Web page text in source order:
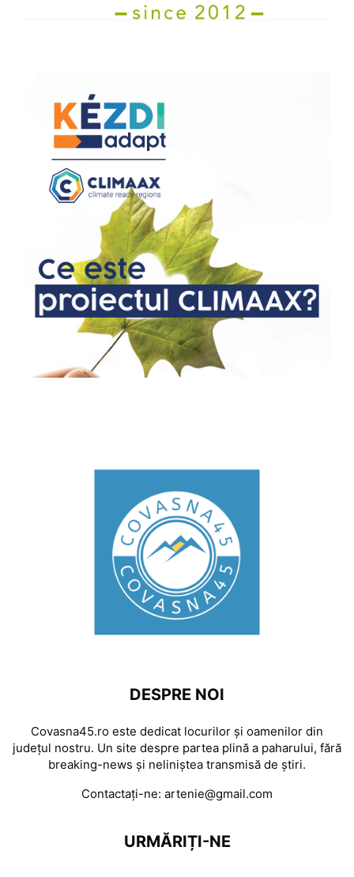
DESPRE NOI
Covasna45.ro este dedicat locurilor și oamenilor din
județul nostru. Un site despre partea plină a paharului, fără
breaking-news și neliniștea transmisă de știri.
Contactați-ne: artenie@gmail.com
URMĂRIȚI-NE